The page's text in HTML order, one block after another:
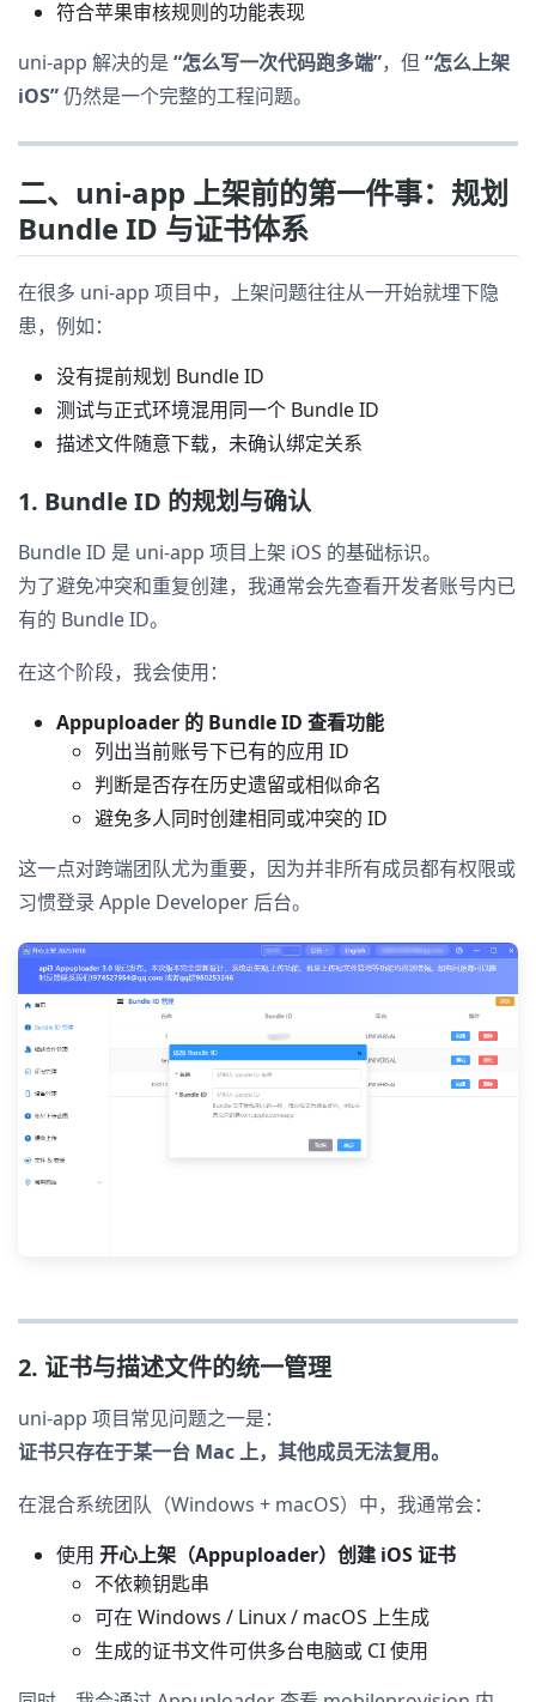
符合苹果审核规则的功能表现
uni-app 解决的是 “怎么写一次代码跑多端”，但 “怎么上架
iOS”仍然是一个完整的工程问题。
二、uni-app 上架前的第一件事：规划
Bundle ID 与证书体系
在很多 uni-app 项目中，上架问题往往从一开始就埋下隐
患，例如：
没有提前规划 Bundle ID
测试与正式环境混用同一个 Bundle ID
描述文件随意下载，未确认绑定关系
1. Bundle ID 的规划与确认
Bundle ID 是 uni-app 项目上架 iOS 的基础标识。
为了避免冲突和重复创建，我通常会先查看开发者账号内已
有的 Bundle ID。
在这个阶段，我会使用：
Appuploader 的 Bundle ID 查看功能
列出当前账号下已有的应用 ID
判断是否存在历史遗留或相似命名
避免多人同时创建相同或冲突的 ID
这一点对跨端团队尤为重要，因为并非所有成员都有权限或
习惯登录 Apple Developer 后台。
2. 证书与描述文件的统一管理
uni-app 项目常见问题之一是：
证书只存在于某一台 Mac 上，其他成员无法复用。
在混合系统团队（Windows + macOS）中，我通常会：
使用 开心上架（Appuploader）创建 iOS 证书
不依赖钥匙串
可在 Windows / Linux / macOS 上生成
生成的证书文件可供多台电脑或 CI 使用